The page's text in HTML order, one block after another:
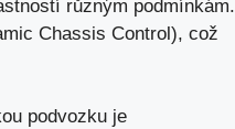
různým podmínkám.
Chassis Control), což
podvozku je